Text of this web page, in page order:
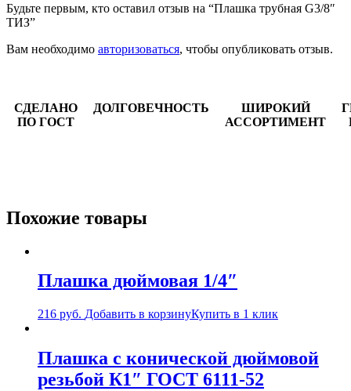
Будьте первым, кто оставил отзыв на “Плашка трубная G3/8″
ТИЗ”
Вам необходимо авторизоваться, чтобы опубликовать отзыв.
СДЕЛАНО
ПО ГОСТ
ДОЛГОВЕЧНОСТЬ
ШИРОКИЙ
АССОРТИМЕНТ
Похожие товары
Плашка дюймовая 1/4″
216 руб. Добавить в корзинуКупить в 1 клик
Плашка с конической дюймовой
резьбой К1″ ГОСТ 6111-52